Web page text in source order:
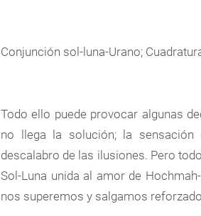
Conjunción sol-luna-Urano;
Todo ello puede provocar algunas
no llega la solución; la
descalabro de las ilusiones. Pero
Sol-Luna unida al amor de
nos superemos y salgamos